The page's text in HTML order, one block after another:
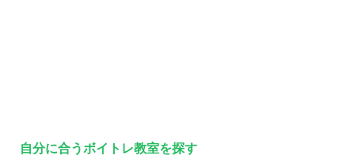
自分に合うボイトレ教室を探す